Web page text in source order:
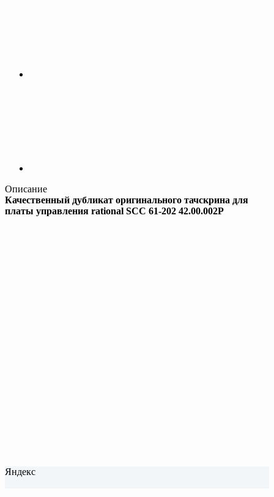
Описание
Качественный дубликат оригинального тачскрина для
платы управления rational SCC 61-202 42.00.002P
Яндекс